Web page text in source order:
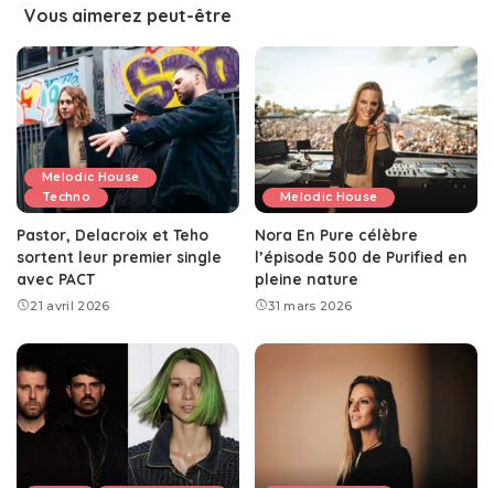
Vous aimerez peut-être
Melodic House
Techno
Pastor, Delacroix et Teho
sortent leur premier single
avec PACT
21 avril 2026
Melodic House
Nora En Pure célèbre
l’épisode 500 de Purified en
pleine nature
31 mars 2026